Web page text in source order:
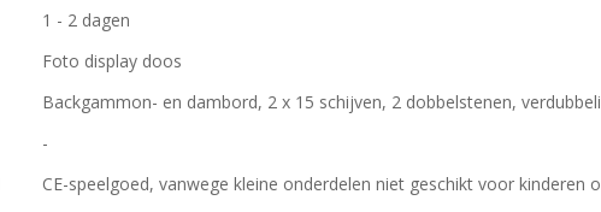
1 - 2 dagen
Foto display doos
Backgammon- en dambord, 2 x 15 schijven, 2 dobbelstenen,
-
CE-speelgoed, vanwege kleine onderdelen niet geschikt voor kinderen